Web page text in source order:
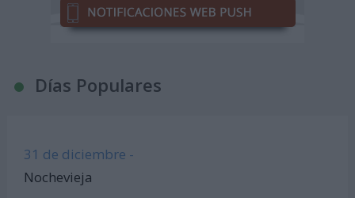
Días Populares
31 de diciembre -
Nochevieja